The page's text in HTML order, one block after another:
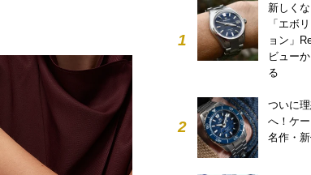
1
新しく
「エボ
ョン」
ビュー
る
2
ついに
へ！ケ
名作・